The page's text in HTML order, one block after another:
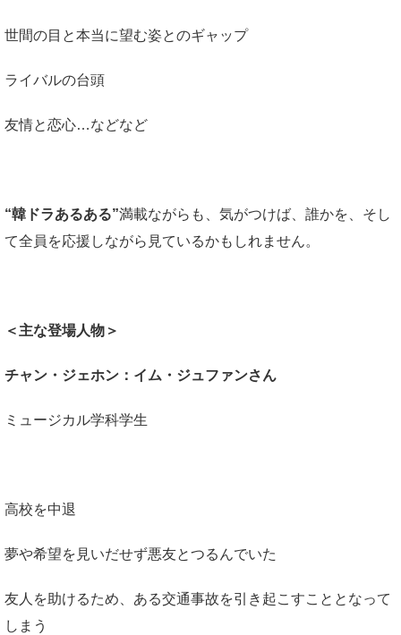
世間の目と本当に望む姿とのギャップ
ライバルの台頭
友情と恋心…などなど
“韓ドラあるある”満載ながらも、気がつけば、誰かを、そし
て全員を応援しながら見ているかもしれません。
＜主な登場人物＞
チャン・ジェホン：イム・ジュファンさん
ミュージカル学科学生
高校を中退
夢や希望を見いだせず悪友とつるんでいた
友人を助けるため、ある交通事故を引き起こすこととなって
しまう